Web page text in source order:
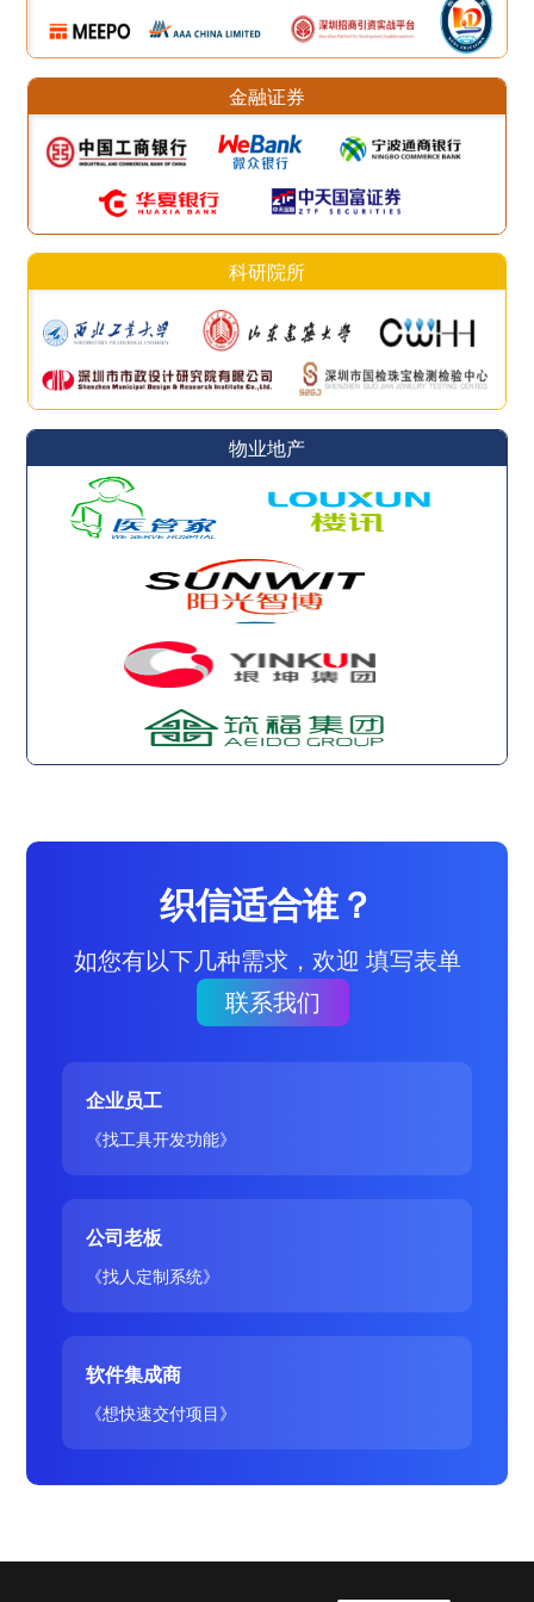
金融证券
科研院所
物业地产
织信适合谁？
如您有以下几种需求，欢迎 填写表单
联系我们
企业员工
《找工具开发功能》
公司老板
《找人定制系统》
软件集成商
《想快速交付项目》